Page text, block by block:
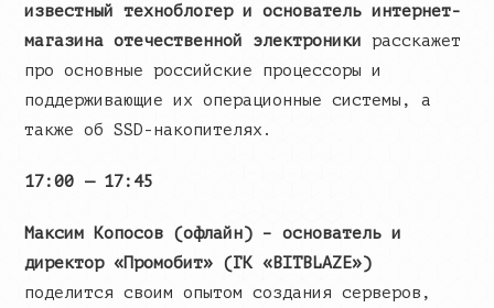
известный техноблогер и основатель интернет-
магазина отечественной электроники расскажет
про основные российские процессоры и
поддерживающие их операционные системы, а
также об SSD-накопителях.
17:00 — 17:45
Максим Копосов (офлайн) – основатель и
директор «Промобит» (ГК «BITBLAZE»)
поделится своим опытом создания серверов,